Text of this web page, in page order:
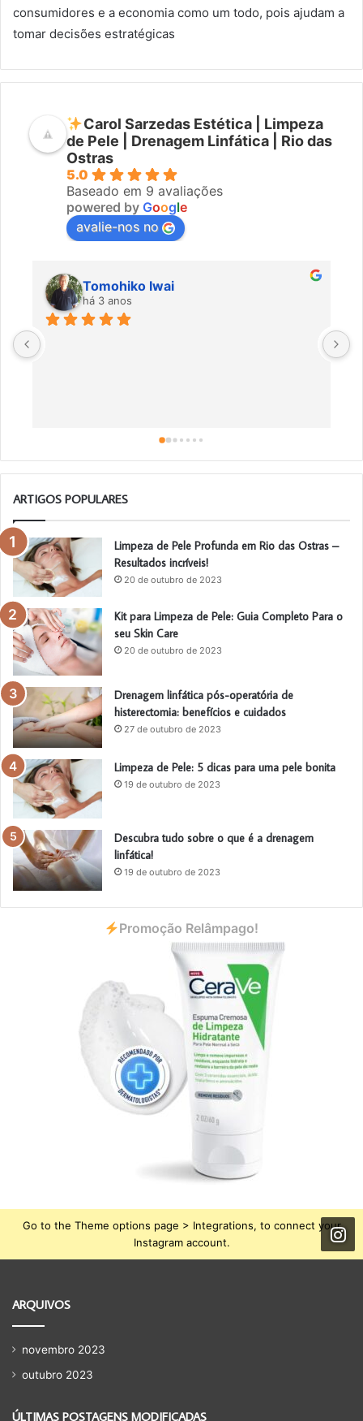
consumidores e a economia como um todo, pois ajudam a
tomar decisões estratégicas
Carol Sarzedas Estética | Limpeza
de Pele | Drenagem Linfática | Rio das
Ostras
5.0
Baseado em 9 avaliações
powered by Google
avalie-nos no
Tomohiko Iwai
há 3 anos
ARTIGOS POPULARES
Limpeza de Pele Profunda em Rio das Ostras –
Resultados incríveis!
20 de outubro de 2023
Kit para Limpeza de Pele: Guia Completo Para o
seu Skin Care
20 de outubro de 2023
Drenagem linfática pós-operatória de
histerectomia: benefícios e cuidados
27 de outubro de 2023
Limpeza de Pele: 5 dicas para uma pele bonita
19 de outubro de 2023
Descubra tudo sobre o que é a drenagem
linfática!
19 de outubro de 2023
Promoção Relâmpago!
Go to the Theme options page > Integrations, to connect your
Instagram account.
ARQUIVOS
novembro 2023
outubro 2023
ÚLTIMAS POSTAGENS MODIFICADAS